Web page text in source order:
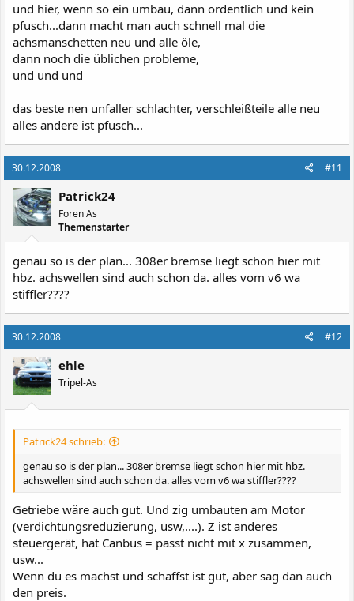
und hier, wenn so ein umbau, dann ordentlich und kein
pfusch...dann macht man auch schnell mal die
achsmanschetten neu und alle öle,
dann noch die üblichen probleme,
und und und
das beste nen unfaller schlachter, verschleißteile alle neu
alles andere ist pfusch...
30.12.2008 #11
Patrick24
Foren As
Themenstarter
genau so is der plan... 308er bremse liegt schon hier mit
hbz. achswellen sind auch schon da. alles vom v6 wa
stiffler????
30.12.2008 #12
ehle
Tripel-As
Patrick24 schrieb:
genau so is der plan... 308er bremse liegt schon hier mit hbz.
achswellen sind auch schon da. alles vom v6 wa stiffler????
Getriebe wäre auch gut. Und zig umbauten am Motor
(verdichtungsreduzierung, usw,....). Z ist anderes
steuergerät, hat Canbus = passt nicht mit x zusammen,
usw...
Wenn du es machst und schaffst ist gut, aber sag dan auch
den preis.